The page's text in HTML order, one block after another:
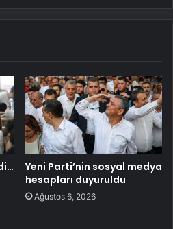
Yeni Parti’nin sosyal medya
hesapları duyuruldu
Ağustos 6, 2026